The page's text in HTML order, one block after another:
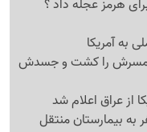
هرمز عجله داد ؟
به آمریکا
همسرش را کشت و جسدش
از عراق اعلام شد
هولناک در پاساژ علاءالدین؛ 6 نفر به بیمارستان منتقل